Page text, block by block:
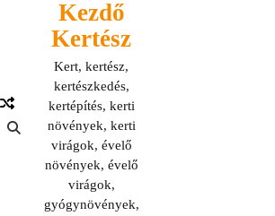
Kezdő
Kertész
Kert, kertész,
kertészkedés,
kertépítés, kerti
növények, kerti
virágok, évelő
növények, évelő
virágok,
gyógynövények,